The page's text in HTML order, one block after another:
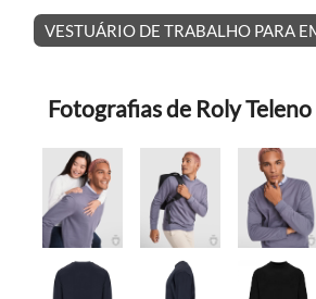
VESTUÁRIO DE TRABALHO PARA
Fotografias de Roly Teleno